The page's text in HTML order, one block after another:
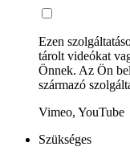
Ezen
tárolt videókat
Önnek. Az Ön
származó
Vimeo, YouTube
Szükséges